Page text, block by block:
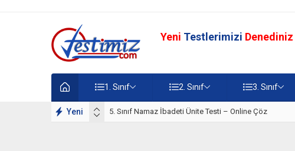
Yeni Testlerimizi
1. Sınıf 2. Sınıf 3. Sınıf
Yeni 5. Sınıf Namaz İbadeti Ünite Testi – Online Çöz